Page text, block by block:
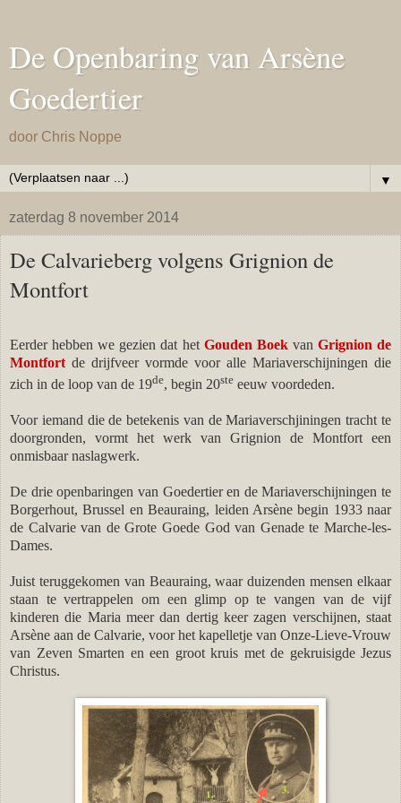
De Openbaring van Arsène
Goedertier
door Chris Noppe
▼
zaterdag 8 november 2014
De Calvarieberg volgens Grignion de
Montfort
Eerder hebben we gezien dat het Gouden Boekvan Grignion de
Montfort de drijfveer vormde voor alle Mariaverschijningen die
zich in de loop van de 19de, begin 20ste eeuw voordeden.
Voor iemand die de betekenis van de Mariaverschjiningen tracht te
doorgronden, vormt het werk van Grignion de Montfort een
onmisbaar naslagwerk.
De drie openbaringen van Goedertier en de Mariaverschijningen te
Borgerhout, Brussel en Beauraing, leiden Arsène begin 1933 naar
de Calvarie van de Grote Goede God van Genade te Marche-les-
Dames.
Juist teruggekomen van Beauraing, waar duizenden mensen elkaar
staan te vertrappelen om een glimp op te vangen van de vijf
kinderen die Maria meer dan dertig keer zagen verschijnen, staat
Arsène aan de Calvarie, voor het kapelletje van Onze-Lieve-Vrouw
van Zeven Smarten en een groot kruis met de gekruisigde Jezus
Christus.